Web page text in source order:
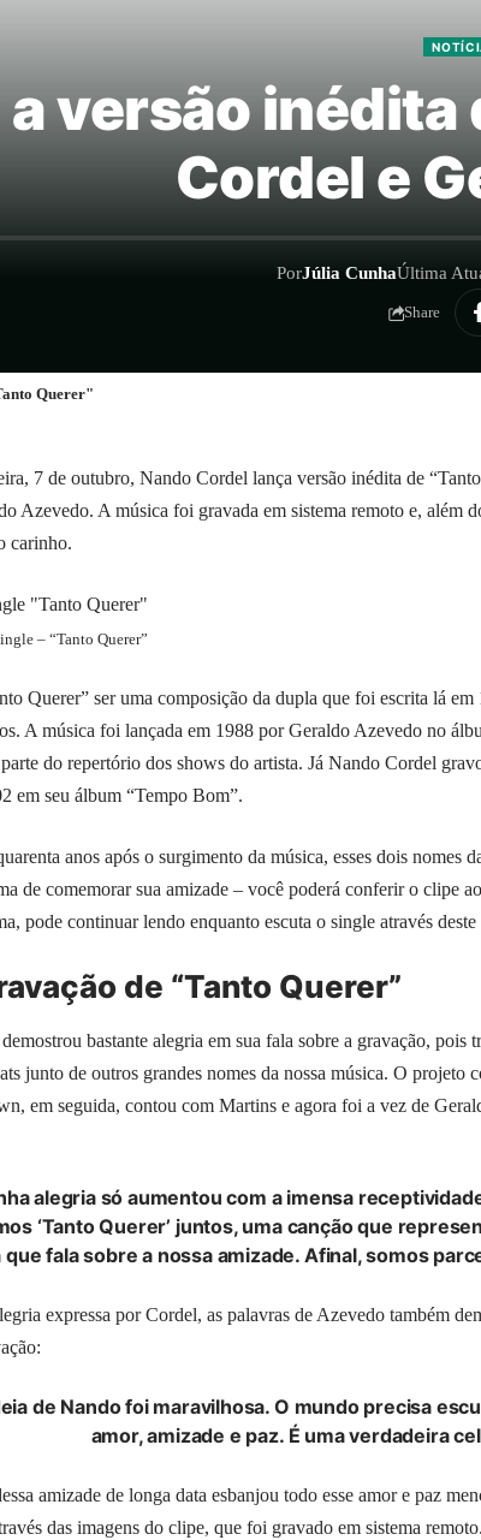
versão inédita
Cordel e
PorJúlia CunhaÚltima
Share
Querer"
7 de outubro, Nando Cordel lança versão inédita de
Azevedo. A música foi gravada em sistema remoto e, além
carinho.
– “Tanto Querer”
Querer” ser uma composição da dupla que foi escrita lá
A música foi lançada em 1988 por Geraldo Azevedo no
do repertório dos shows do artista. Já Nando Cordel
em seu álbum “Tempo Bom”.
anos após o surgimento da música, esses dois nomes
de comemorar sua amizade – você poderá conferir o clipe
pode continuar lendo enquanto escuta o single através deste
de “Tanto Querer”
bastante alegria em sua fala sobre a gravação, pois
junto de outros grandes nomes da nossa música. O projeto
em seguida, contou com Martins e agora foi a vez de
alegria só aumentou com a imensa
‘Tanto Querer’ juntos, uma canção que
que fala sobre a nossa amizade. Afinal, somos
expressa por Cordel, as palavras de Azevedo também
de Nando foi maravilhosa. O mundo precisa
amor, amizade e paz. É uma verdadeira
amizade de longa data esbanjou todo esse amor e paz
das imagens do clipe, que foi gravado em sistema